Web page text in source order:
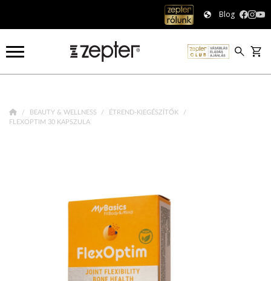
Blog
BEAUTY & WELLNESS
ÉTREND-KIEGÉSZÍTŐK
FLEXOPTIM 30 KAPSZULA